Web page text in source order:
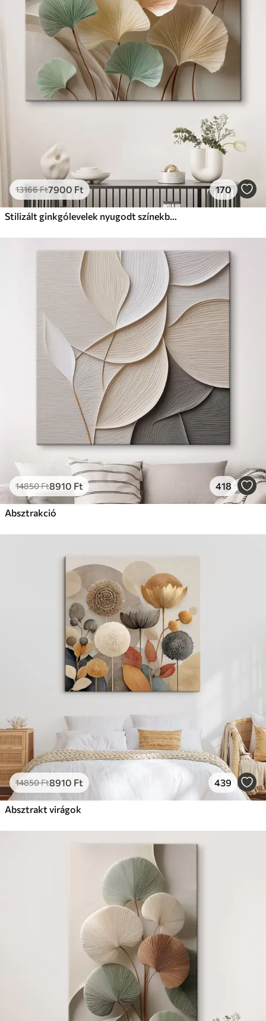
✗Környezetbarát anyag
Prémium
Ft
Élénk, gazdag színek
Fakulásálló
✓Biztonságos, szagtalan tinta
Eco-Prémium
Tól12405Ft
✓Élénk, gazdag színek
✓Fakulásálló
Környezetbarát anyag
13166Ft7900 Ft 170
Stilizált ginkgólevelek nyugodt színekben
14850Ft8910 Ft 418
Absztrakció
14850Ft8910 Ft 439
Absztrakt virágok